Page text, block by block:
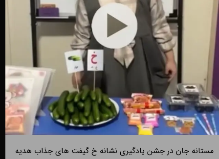
مستانه جان در جشن یادگیری نشانه خ گیفت های جذاب هدیه